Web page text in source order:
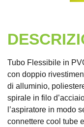
Tubo Flessibile in
con doppio
di alluminio,
spirale in filo
l’aspiratore in modo
connettere cool tube